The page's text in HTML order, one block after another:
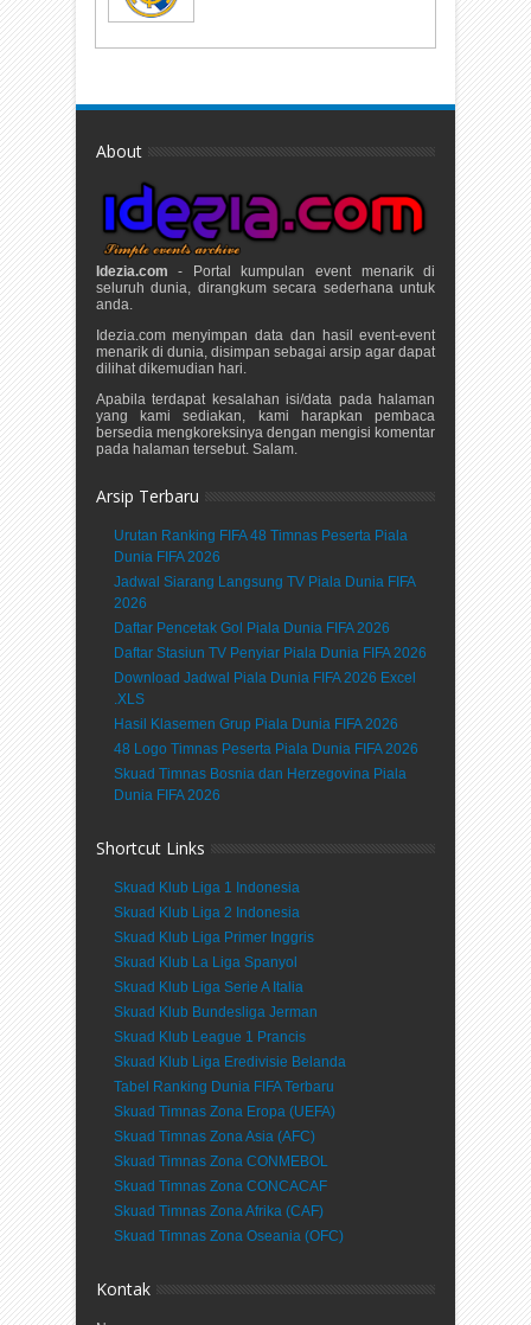
About
Idezia.com - Portal kumpulan event menarik di
seluruh dunia, dirangkum secara sederhana untuk
anda.
Idezia.com menyimpan data dan hasil event-event
menarik di dunia, disimpan sebagai arsip agar dapat
dilihat dikemudian hari.
Apabila terdapat kesalahan isi/data pada halaman
yang kami sediakan, kami harapkan pembaca
bersedia mengkoreksinya dengan mengisi komentar
pada halaman tersebut. Salam.
Arsip Terbaru
Urutan Ranking FIFA 48 Timnas Peserta Piala
Dunia FIFA 2026
Jadwal Siarang Langsung TV Piala Dunia FIFA
2026
Daftar Pencetak Gol Piala Dunia FIFA 2026
Daftar Stasiun TV Penyiar Piala Dunia FIFA 2026
Download Jadwal Piala Dunia FIFA 2026 Excel
.XLS
Hasil Klasemen Grup Piala Dunia FIFA 2026
48 Logo Timnas Peserta Piala Dunia FIFA 2026
Skuad Timnas Bosnia dan Herzegovina Piala
Dunia FIFA 2026
Shortcut Links
Skuad Klub Liga 1 Indonesia
Skuad Klub Liga 2 Indonesia
Skuad Klub Liga Primer Inggris
Skuad Klub La Liga Spanyol
Skuad Klub Liga Serie A Italia
Skuad Klub Bundesliga Jerman
Skuad Klub League 1 Prancis
Skuad Klub Liga Eredivisie Belanda
Tabel Ranking Dunia FIFA Terbaru
Skuad Timnas Zona Eropa (UEFA)
Skuad Timnas Zona Asia (AFC)
Skuad Timnas Zona CONMEBOL
Skuad Timnas Zona CONCACAF
Skuad Timnas Zona Afrika (CAF)
Skuad Timnas Zona Oseania (OFC)
Kontak